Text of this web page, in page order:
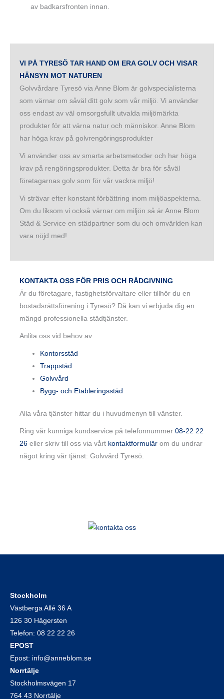
av badkarsfronten innan.
VI PÅ TYRESÖ TAR HAND OM ERA GOLV OCH VISAR
HÄNSYN MOT NATUREN
Golvvårdare Tyresö via Anne Blom är golvspecialisterna
som värnar om såväl ditt golv som vår miljö. Vi använder
oss endast av väl omsorgsfullt utvalda miljömärkta
produkter för att värna natur och människor. Anne Blom
har höga krav på golvrengöringsprodukter
Vi använder oss av smarta arbetsmetoder och har höga
krav på rengöringsprodukter. Detta är bra för såväl
företagarnas golv som för vår vackra miljö!
Vi strävar efter konstant förbättring inom miljöaspekterna.
Om du liksom vi också värnar om miljön så är Anne Blom
Städ & Service en städpartner som du och omvärlden kan
vara nöjd med!
KONTAKTA OSS FÖR PRIS OCH RÅDGIVNING
Är du företagare, fastighetsförvaltare eller tillhör du en
bostadsrättsförening i Tyresö? Då kan vi erbjuda dig en
mängd professionella städtjänster.
Anlita oss vid behov av:
Kontorsstäd
Trappstäd
Golvvård
Bygg- och Etableringsstäd
Alla våra tjänster hittar du i huvudmenyn till vänster.
Ring vår kunniga kundservice på telefonnummer08-22 22
26 eller skriv till oss via vårt kontaktformulär om du undrar
något kring vår tjänst: Golvvård Tyresö.
Stockholm
Västberga Allé 36 A
126 30 Hägersten
Telefon: 08 22 22 26
EPOST
Epost: info@anneblom.se
Norrtälje
Stockholmsvägen 17
764 43 Norrtälje